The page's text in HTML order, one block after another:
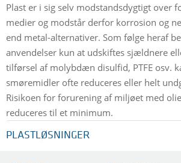
Plast er i sig selv modstandsdygtigt over
medier og modstår derfor korrosion og
end metal-alternativer. Som følge heraf
anvendelser kun at udskiftes sjældnere
tilførsel af molybdæn disulfid, PTFE osv.
smøremidler ofte reduceres eller helt
Risikoen for forurening af miljøet med
reduceres til et minimum.
PLASTLØSNINGER